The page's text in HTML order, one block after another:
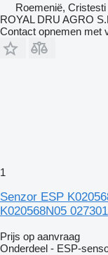
Roemenië, Cristesti
ROYAL DRU AGRO
Contact opnemen met
1
Senzor ESP
K020568N05
Prijs op aanvraag
Onderdeel - ESP-